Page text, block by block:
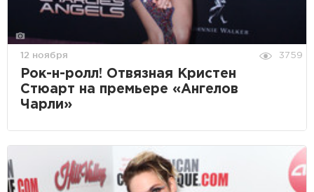
12 ноября 3759
Рок-н-ролл! Отвязная Кристен
Стюарт на премьере «Ангелов
Чарли»